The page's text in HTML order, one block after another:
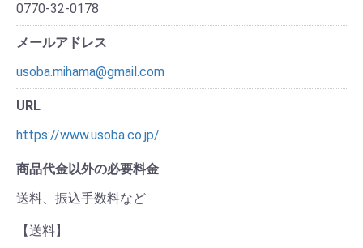
0770-32-0178
メールアドレス
usoba.mihama@gmail.com
URL
https://www.usoba.co.jp/
商品代金以外の必要料金
送料、振込手数料など
【送料】